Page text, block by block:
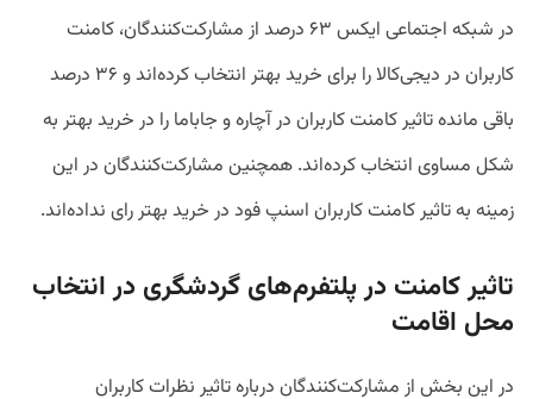
در شبکه اجتماعی ایکس ۶۳ درصد از مشارکت‌کنندگان، کامنت
کاربران در دیجی‌کالا را برای خرید بهتر انتخاب کرده‌اند و ۳۶ درصد
باقی مانده تاثیر کامنت کاربران در آچاره و جاباما را در خرید بهتر به
شکل مساوی انتخاب کرده‌اند. همچنین مشارکت‌کنندگان در این
زمینه به تاثیر کامنت کاربران اسنپ فود در خرید بهتر رای نداده‌اند.
تاثیر کامنت در پلتفرم‌های گردشگری در انتخاب
محل اقامت
در این بخش از مشارکت‌کنندگان درباره تاثیر نظرات کاربران